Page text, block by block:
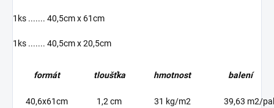
1ks ....... 40,5cm x 61cm
1ks ....... 40,5cm x 20,5cm
formát tloušťka hmotnost balení
40,6x61cm 1,2 cm 31 kg/m2 39,63 m2/pal